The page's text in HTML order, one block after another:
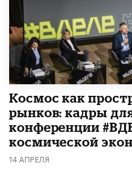
Космос как
рынков: кадры
конференции
космической
14 АПРЕЛЯ